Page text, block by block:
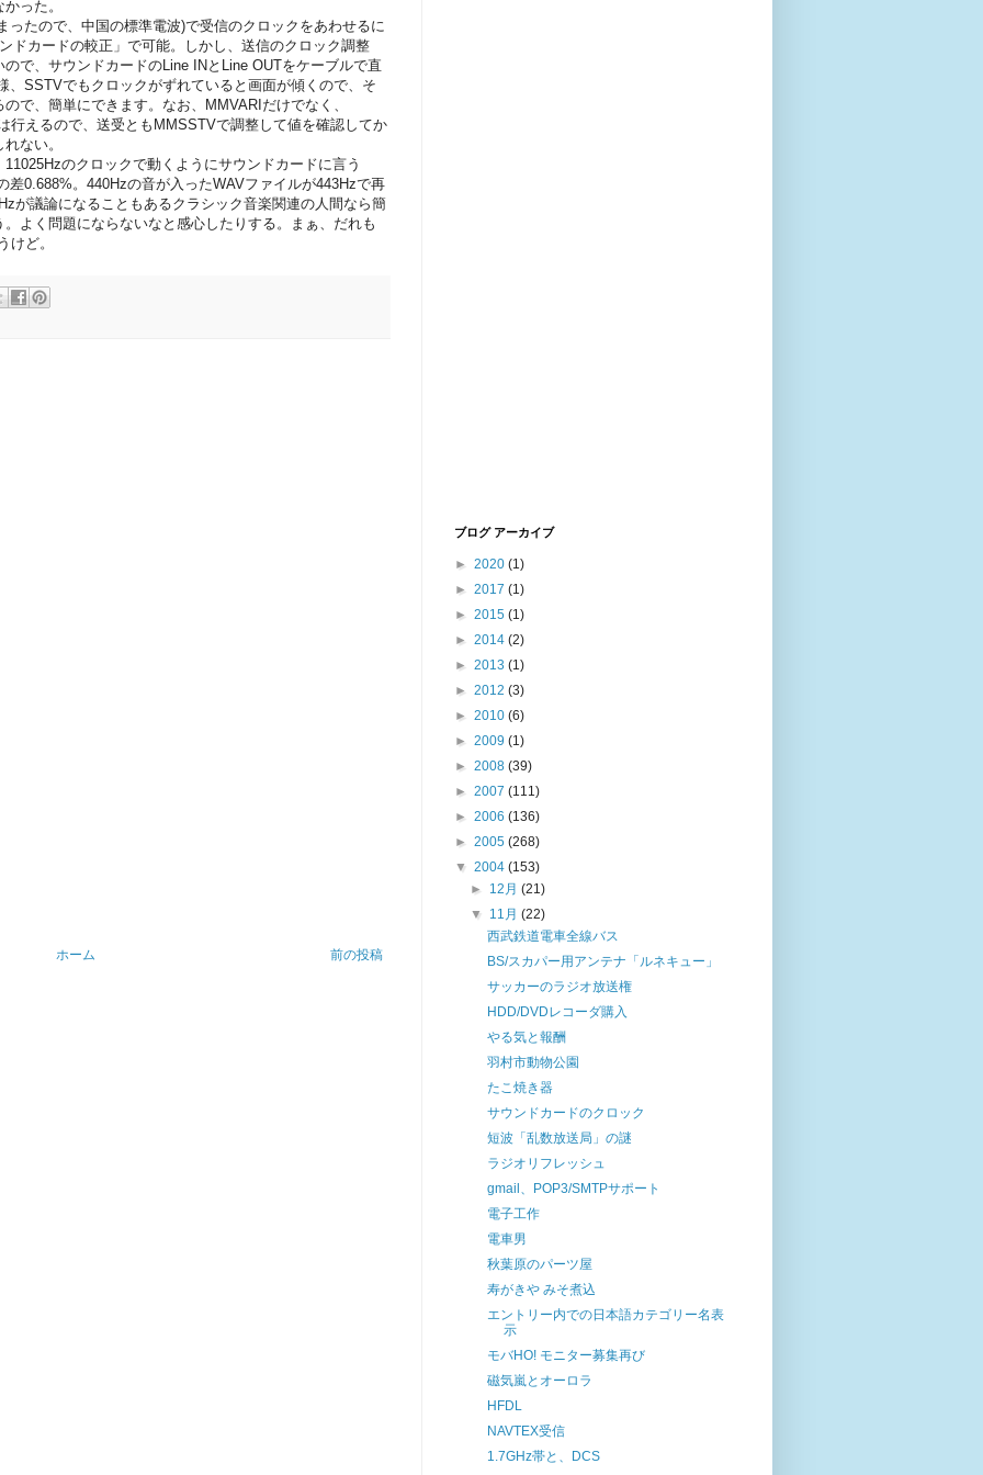
った。
ったので、中国の標準電波)で受信のクロックをあわせるに
ドカードの較正」で可能。しかし、送信のクロック調整
で、サウンドカードのLine INとLine OUTをケーブルで直
、SSTVでもクロックがずれていると画面が傾くので、そ
で、簡単にできます。なお、MMVARIだけでなく、
行えるので、送受ともMMSSTVで調整して値を確認してか
ない。
のクロックで動くようにサウンドカードに言う
差0.688%。440Hzの音が入ったWAVファイルが443Hzで再
が議論になることもあるクラシック音楽関連の人間なら簡
よく問題にならないなと感心したりする。まぁ、だれも
けど。
前の投稿
ホーム
ブログ アーカイブ
► 2020 (1)
► 2017 (1)
► 2015 (1)
► 2014 (2)
► 2013 (1)
► 2012 (3)
► 2010 (6)
► 2009 (1)
► 2008 (39)
► 2007 (111)
► 2006 (136)
► 2005 (268)
▼ 2004 (153)
► 12月(21)
▼ 11月(22)
西武鉄道電車全線バス
BS/スカパー用アンテナ「ルネキュー」
サッカーのラジオ放送権
HDD/DVDレコーダ購入
やる気と報酬
羽村市動物公園
たこ焼き器
サウンドカードのクロック
短波「乱数放送局」の謎
ラジオリフレッシュ
gmail、POP3/SMTPサポート
電子工作
電車男
秋葉原のパーツ屋
寿がきや みそ煮込
エントリー内での日本語カテゴリー名表
示
モバHO! モニター募集再び
磁気嵐とオーロラ
HFDL
NAVTEX受信
1.7GHz帯と、DCS